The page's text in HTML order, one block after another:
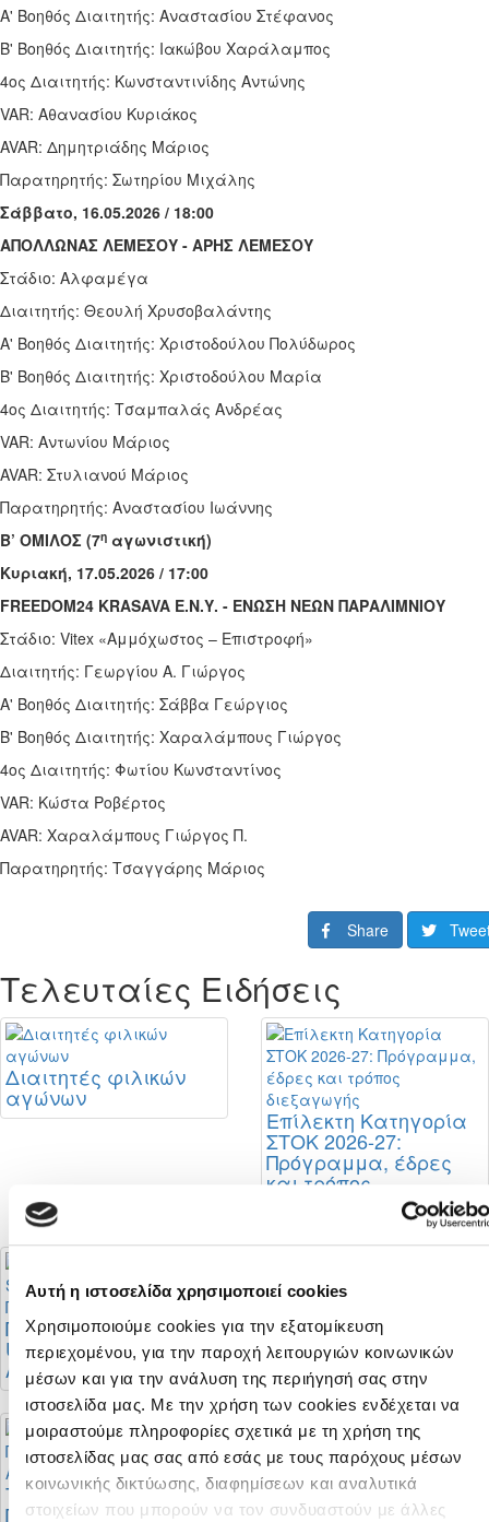
Αυτή η ιστοσελίδα χρησιμοποιεί cookies
Χρησιμοποιούμε cookies για την εξατομίκευση
περιεχομένου, για την παροχή λειτουργιών κοινωνικών
μέσων και για την ανάλυση της περιήγησή σας στην
ιστοσελίδα μας. Με την χρήση των cookies ενδέχεται να
μοιραστούμε πληροφορίες σχετικά με τη χρήση της
ιστοσελίδας μας σας από εσάς με τους παρόχους μέσων
κοινωνικής δικτύωσης, διαφημίσεων και αναλυτικά
στοιχείων που μπορούν να τον συνδυαστούν με άλλες
Α' Βοηθός Διαιτητής: Αναστασίου Στέφανος
Β' Βοηθός Διαιτητής: Ιακώβου Χαράλαμπος
4ος Διαιτητής: Κωνσταντινίδης Αντώνης
VAR: Αθανασίου Κυριάκος
AVAR: Δημητριάδης Μάριος
Παρατηρητής: Σωτηρίου Μιχάλης
Σάββατο, 16.05.2026 / 18:00
ΑΠΟΛΛΩΝΑΣ ΛΕΜΕΣΟΥ - ΑΡΗΣ ΛΕΜΕΣΟΥ
Στάδιο: Αλφαμέγα
Διαιτητής: Θεουλή Χρυσοβαλάντης
Α' Βοηθός Διαιτητής: Χριστοδούλου Πολύδωρος
Β' Βοηθός Διαιτητής: Χριστοδούλου Μαρία
4ος Διαιτητής: Τσαμπαλάς Ανδρέας
VAR: Αντωνίου Μάριος
AVAR: Στυλιανού Μάριος
Παρατηρητής: Αναστασίου Ιωάννης
Β’ ΟΜΙΛΟΣ (7η αγωνιστική)
Κυριακή, 17.05.2026 / 17:00
FREEDOM24 KRASAVA Ε.Ν.Y. - ΕΝΩΣΗ ΝΕΩΝ ΠΑΡΑΛΙΜΝΙΟΥ
Στάδιο: Vitex «Αμμόχωστος – Επιστροφή»
Διαιτητής: Γεωργίου Α. Γιώργος
Α' Βοηθός Διαιτητής: Σάββα Γεώργιος
Β' Βοηθός Διαιτητής: Χαραλάμπους Γιώργος
4ος Διαιτητής: Φωτίου Κωνσταντίνος
VAR: Κώστα Ροβέρτος
AVAR: Χαραλάμπους Γιώργος Π.
Παρατηρητής: Τσαγγάρης Μάριος
Share
Τελευταίες Ειδήσεις
Διαιτητές φιλικών
αγώνων
Επίλεκτη Κατηγορία
ΣΤΟΚ 2026-27:
Πρόγραμμα, έδρες
και τρόπος
Παρατηρητής στο
UEFA Super Cup ο
Άδωνις Προκοπίου
Ορισμοί Κυπρίων
διαιτητών στο
Conference League
Το πρόγραμμα του
Πρωταθλήματος Νέων
Το πρόγραμμα του
Πρωταθλήματος Νέων